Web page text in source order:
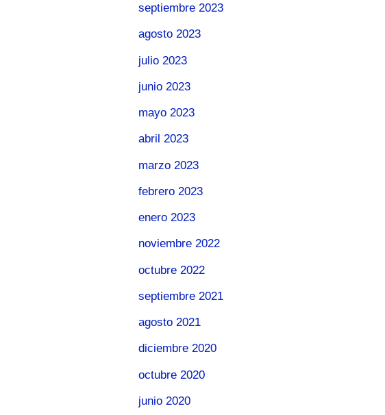
septiembre 2023
agosto 2023
julio 2023
junio 2023
mayo 2023
abril 2023
marzo 2023
febrero 2023
enero 2023
noviembre 2022
octubre 2022
septiembre 2021
agosto 2021
diciembre 2020
octubre 2020
junio 2020